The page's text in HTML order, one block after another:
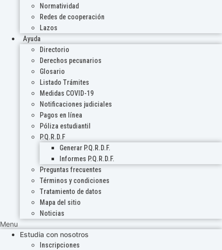
Normatividad
Redes de cooperación
Lazos
Ayuda
Directorio
Derechos pecunarios
Glosario
Listado Trámites
Medidas COVID-19
Notificaciones judiciales
Pagos en línea
Póliza estudiantil
P.Q.R.D.F
Generar P.Q.R.D.F.
Informes P.Q.R.D.F.
Preguntas frecuentes
Términos y condiciones
Tratamiento de datos
Mapa del sitio
Noticias
Menu
Estudia con nosotros
Inscripciones